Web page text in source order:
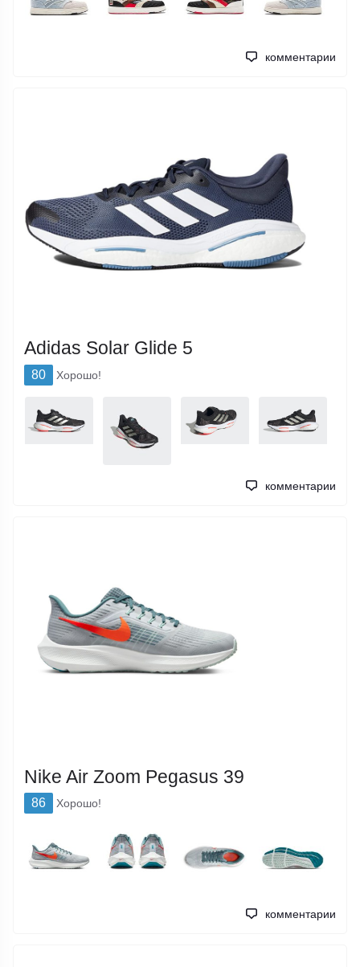
комментарии
Adidas Solar Glide 5
80 Хорошо!
комментарии
Nike Air Zoom Pegasus 39
86 Хорошо!
комментарии